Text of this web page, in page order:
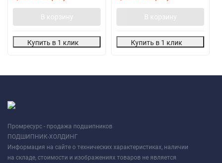
В корзину
Купить в 1 клик
В корзину
Купить в 1 клик
Промресурс - продажа подшипников
ПОДШИПНИК-ХОЛДИНГ
Информация на сайте о технических характеристиках, наличии
на складе, стоимости и изображениях товаров не является